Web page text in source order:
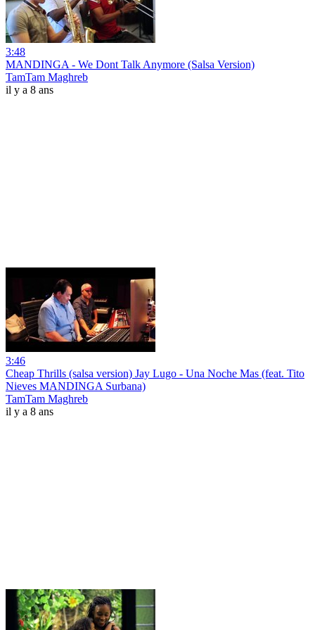
3:48
MANDINGA - We Dont Talk Anymore (Salsa Version)
TamTam Maghreb
il y a 8 ans
3:46
Cheap Thrills (salsa version) Jay Lugo - Una Noche Mas (feat. Tito
Nieves MANDINGA Surbana)
TamTam Maghreb
il y a 8 ans